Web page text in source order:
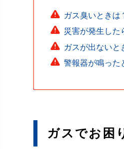
ガス臭いときは
災害が発生した
ガスが出ないと
警報器が鳴った
ガスでお困